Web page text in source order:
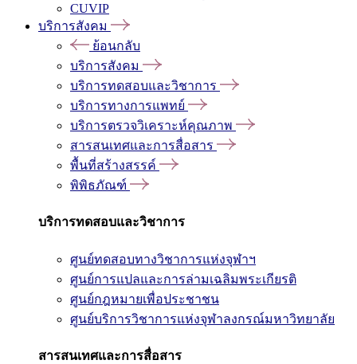
CUVIP
บริการสังคม
ย้อนกลับ
บริการสังคม
บริการทดสอบและวิชาการ
บริการทางการแพทย์
บริการตรวจวิเคราะห์คุณภาพ
สารสนเทศและการสื่อสาร
พื้นที่สร้างสรรค์
พิพิธภัณฑ์
บริการทดสอบและวิชาการ
ศูนย์ทดสอบทางวิชาการแห่งจุฬาฯ
ศูนย์การแปลและการล่ามเฉลิมพระเกียรติ
ศูนย์กฎหมายเพื่อประชาชน
ศูนย์บริการวิชาการแห่งจุฬาลงกรณ์มหาวิทยาลัย
สารสนเทศและการสื่อสาร